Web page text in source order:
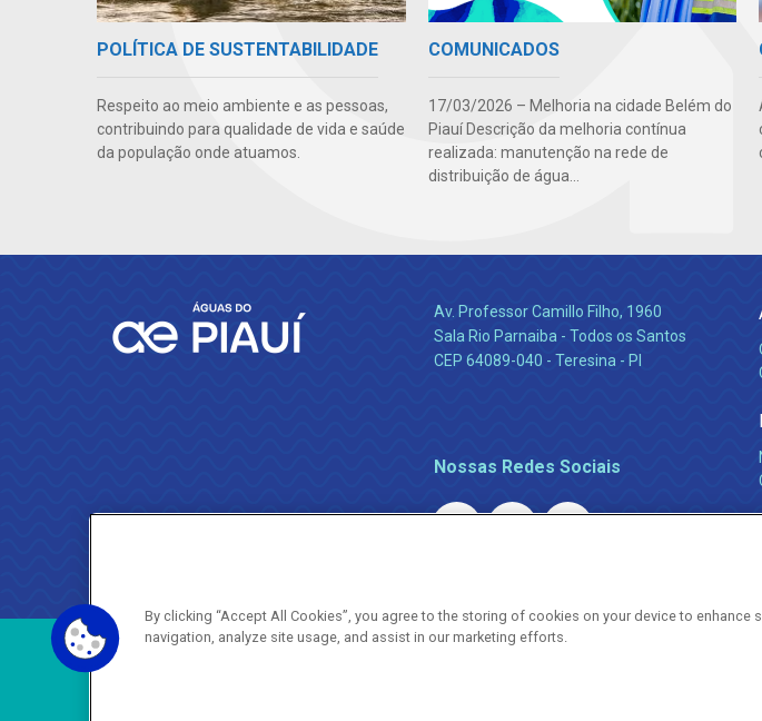
POLÍTICA DE SUSTENTABILIDADE
Respeito ao meio ambiente e as pessoas,
contribuindo para qualidade de vida e saúde
da população onde atuamos.
COMUNICADOS
17/03/2026 – Melhoria na cidade Belém do
Piauí Descrição da melhoria contínua
realizada: manutenção na rede de
distribuição de água...
Av. Professor Camillo Filho, 1960
Sala Rio Parnaiba - Todos os Santos
CEP 64089-040 - Teresina - PI
Nossas Redes Sociais
Copyright ®
By clicking “Accept All Cookies”, you agree to the storing of cookies on your device to enhance
navigation, analyze site usage, and assist in our marketing efforts.